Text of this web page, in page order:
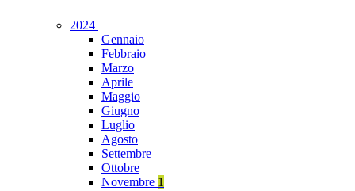
2024
Gennaio
Febbraio
Marzo
Aprile
Maggio
Giugno
Luglio
Agosto
Settembre
Ottobre
Novembre 1